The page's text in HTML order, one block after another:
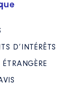
D’INTÉRÊTS
ÉTRANGÈRE